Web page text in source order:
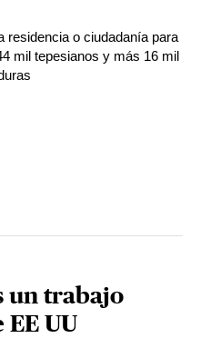
residencia o ciudadanía para
mil tepesianos y más 16 mil
un trabajo
UU